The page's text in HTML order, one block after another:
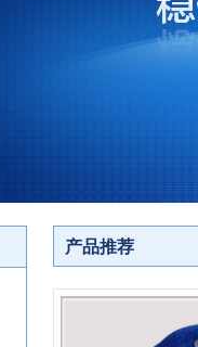
产品推荐